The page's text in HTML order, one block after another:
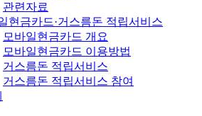
관련자료
현금카드·거스름돈 적립서비스
모바일현금카드 개요
모바일현금카드 이용방법
거스름돈 적립서비스
거스름돈 적립서비스 참여